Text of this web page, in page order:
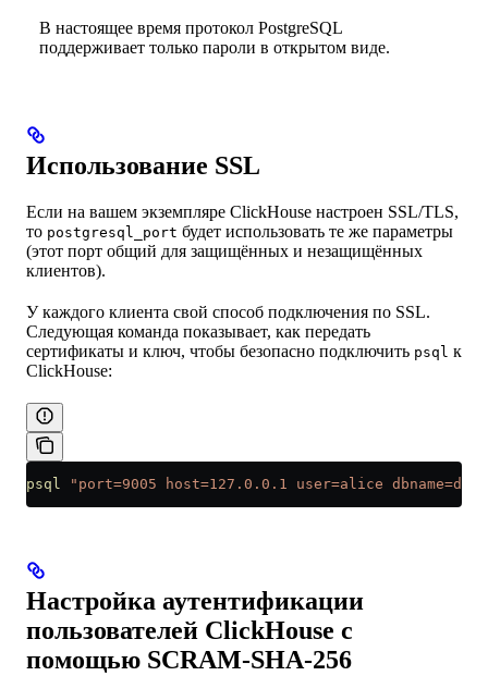
В настоящее время протокол PostgreSQL
поддерживает только пароли в открытом виде.
Использование SSL
Если на вашем экземпляре ClickHouse настроен SSL/TLS,
то postgresql_port будет использовать те же параметры
(этот порт общий для защищённых и незащищённых
клиентов).
У каждого клиента свой способ подключения по SSL.
Следующая команда показывает, как передать
сертификаты и ключ, чтобы безопасно подключить psql к
ClickHouse:
psql "port=9005 host=127.0.0.1 user=alice
Настройка аутентификации
пользователей ClickHouse с
помощью SCRAM-SHA-256